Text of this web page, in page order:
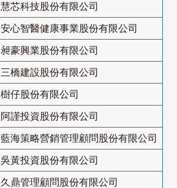
慧芯科技股份有限公司
安心智醫健康事業股份有限公司
昶豪興業股份有限公司
三橋建設股份有限公司
樹仔股份有限公司
阿謹投資股份有限公司
藍海策略營銷管理顧問股份有限公司
吳黃投資股份有限公司
久鼎管理顧問股份有限公司